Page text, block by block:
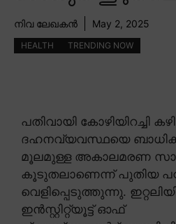
നിവ ലേഖകൻ May 2, 2025
HEALTH TRENDING NOW
പതിവായി കോഴിയിറച്ചി
ദഹനവ്യവസ്ഥയെ
മൂലമുള്ള അകാലമരണ
കൂടുതലാണെന്ന് പുതിയ
വെളിപ്പെടുത്തുന്നു.
ഇൻസ്റ്റിറ്റ്യൂട്ട് ഓഫ്